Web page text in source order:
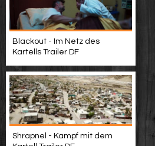
Blackout - Im Netz des
Kartells Trailer DF
Shrapnel - Kampf mit dem